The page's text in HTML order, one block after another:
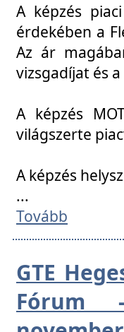
A képzés
érdekében a
Az ár
vizsgadíjat és
A képzés
világszerte
A képzés
...
Tovább
GTE
Fórum